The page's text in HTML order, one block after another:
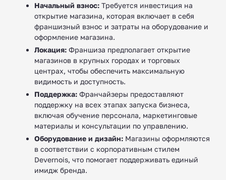
Начальный взнос: Требуется инвестиция на
открытие магазина, которая включает в себя
франшизный взнос и затраты на оборудование и
оформление магазина.
Локация: Франшиза предполагает открытие
магазинов в крупных городах и торговых
центрах, чтобы обеспечить максимальную
видимость и доступность.
Поддержка: Франчайзеры предоставляют
поддержку на всех этапах запуска бизнеса,
включая обучение персонала, маркетинговые
материалы и консультации по управлению.
Оборудование и дизайн: Магазины оформляются
в соответствии с корпоративным стилем
Devernois, что помогает поддерживать единый
имидж бренда.